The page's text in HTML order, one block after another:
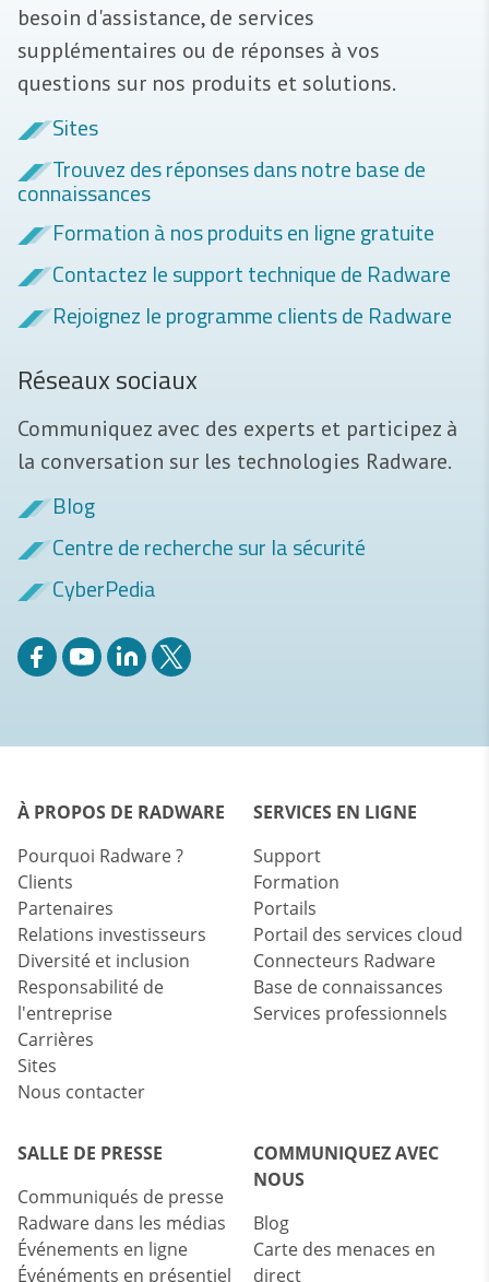
besoin d'assistance, de services
supplémentaires ou de réponses à vos
questions sur nos produits et solutions.
Sites
Trouvez des réponses dans notre base de
connaissances
Formation à nos produits en ligne gratuite
Contactez le support technique de Radware
Rejoignez le programme clients de Radware
Réseaux sociaux
Communiquez avec des experts et participez à
la conversation sur les technologies Radware.
Blog
Centre de recherche sur la sécurité
CyberPedia
À PROPOS DE RADWARE
Pourquoi Radware ?
Clients
Partenaires
Relations investisseurs
Diversité et inclusion
Responsabilité de
l'entreprise
Carrières
Sites
Nous contacter
SERVICES EN LIGNE
Support
Formation
Portails
Portail des services cloud
Connecteurs Radware
Base de connaissances
Services professionnels
SALLE DE PRESSE
Communiqués de presse
Radware dans les médias
Événements en ligne
Événéments en présentiel
COMMUNIQUEZ AVEC
NOUS
Blog
Carte des menaces en
direct